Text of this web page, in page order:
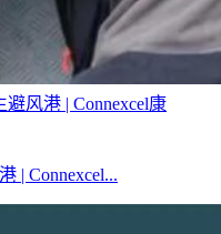
风港 | Connexcel康
| Connexcel...